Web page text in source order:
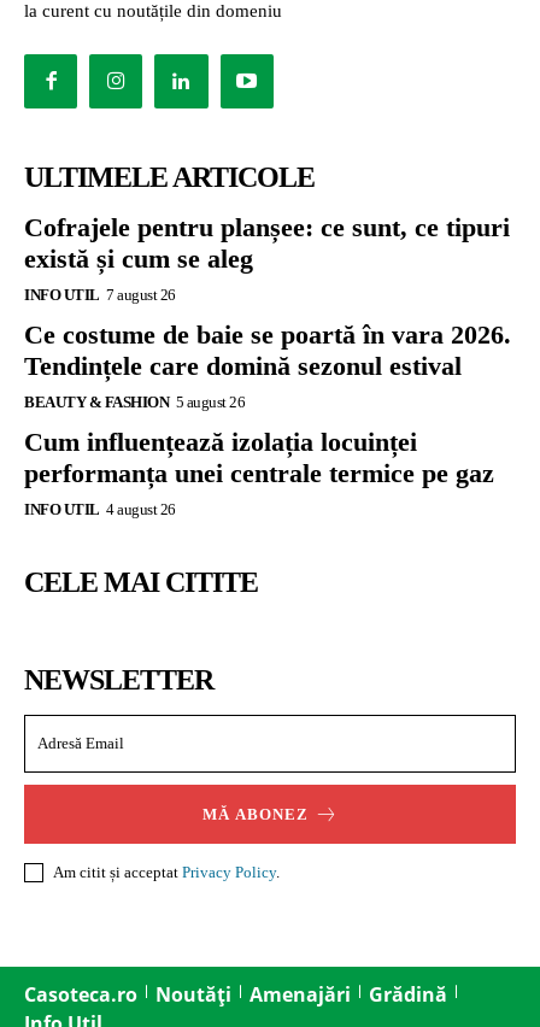
la curent cu noutățile din domeniu
ULTIMELE ARTICOLE
Cofrajele pentru planșee: ce sunt, ce tipuri
există și cum se aleg
INFO UTIL 7 august 26
Ce costume de baie se poartă în vara 2026.
Tendințele care domină sezonul estival
BEAUTY & FASHION 5 august 26
Cum influențează izolația locuinței
performanța unei centrale termice pe gaz
INFO UTIL 4 august 26
CELE MAI CITITE
NEWSLETTER
MĂ ABONEZ
Am citit și acceptat Privacy Policy.
Casoteca.ro Noutăți Amenajări
Grădină